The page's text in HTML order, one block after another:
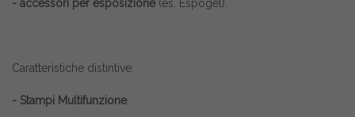
- accessori per esposizione(es. Espogel).
Caratteristiche distintive:
- Stampi Multifunzione,